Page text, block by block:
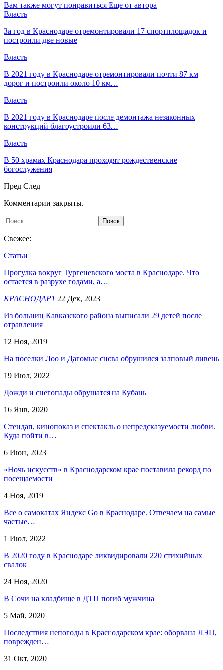
Вам также могут понравиться Еще от автора
Власть
За год в Краснодаре отремонтировали 17 спортплощадок и
построили две новые
Власть
В 2021 году в Краснодаре отремонтировали почти 87 км
дорог и построили около 10 км…
Власть
В 2021 году в Краснодаре после демонтажа незаконных
конструкций благоустроили 63…
Власть
В 50 храмах Краснодара проходят рождественские
богослужения
Пред След
Комментарии закрыты.
Свежее:
Статьи
Прогулка вокруг Тургеневского моста в Краснодаре. Что
остается в разрухе годами, а…
КРАСНОДАР1 22 Дек, 2023
Из больниц Кавказского района выписали 29 детей после
отравления
12 Ноя, 2019
На поселки Лоо и Дагомыс снова обрушился залповый ливень
19 Июл, 2022
Дожди и снегопады обрушатся на Кубань
16 Янв, 2020
Стендап, кинопоказ и спектакль о непредсказуемости любви.
Куда пойти в…
6 Июн, 2023
«Ночь искусств» в Краснодарском крае поставила рекорд по
посещаемости
4 Ноя, 2019
Все о самокатах Яндекс Go в Краснодаре. Отвечаем на самые
частые…
1 Июл, 2022
В 2020 году в Краснодаре ликвидировали 220 стихийных
свалок
24 Ноя, 2020
В Сочи на кладбище в ДТП погиб мужчина
5 Май, 2020
Последствия непогоды в Краснодарском крае: оборвана ЛЭП,
поврежден…
31 Окт, 2020